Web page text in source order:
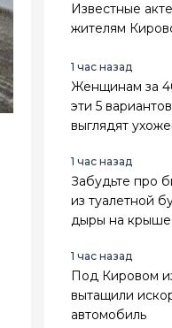
Известные
жителям
1 час назад
Женщинам за
эти 5
выглядят
1 час назад
Забудьте про
из туалетной
дыры на крыше
1 час назад
Под Кировом
вытащили
автомобиль